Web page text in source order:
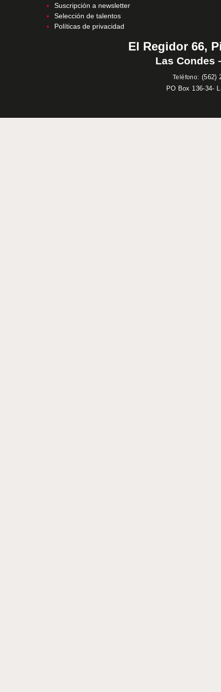
Suscripción a newsletter
Selección de talentos
Políticas de privacidad
El Regidor 66,
Las Condes
Teléfono: (562)
PO Box 136-34-